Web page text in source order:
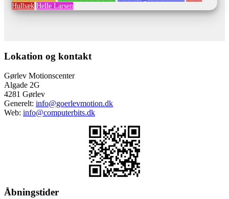
Hulbæk Helle Larsen
Lokation og kontakt
Gørlev Motionscenter
Algade 2G
4281 Gørlev
Generelt: info@goerlevmotion.dk
Web: info@computerbits.dk
Åbningstider